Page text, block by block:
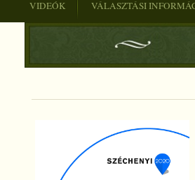
VIDEÓK VÁLASZTÁSI